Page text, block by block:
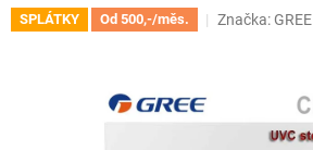
SPLÁTKY Od 500,-/měs. Značka: GREE